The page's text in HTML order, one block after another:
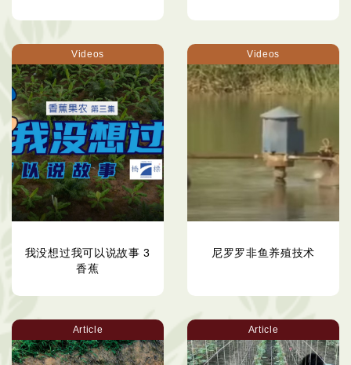
Videos
我没想过我可以说故事 3
香蕉
Videos
尼罗罗非鱼养殖技术
Article Article